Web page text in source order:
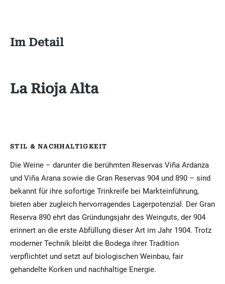
Im Detail
La Rioja Alta
STIL & NACHHALTIGKEIT
Die Weine – darunter die berühmten Reservas Viña Ardanza
und Viña Arana sowie die Gran Reservas 904 und 890 – sind
bekannt für ihre sofortige Trinkreife bei Markteinführung,
bieten aber zugleich hervorragendes Lagerpotenzial. Der Gran
Reserva 890 ehrt das Gründungsjahr des Weinguts, der 904
erinnert an die erste Abfüllung dieser Art im Jahr 1904. Trotz
moderner Technik bleibt die Bodega ihrer Tradition
verpflichtet und setzt auf biologischen Weinbau, fair
gehandelte Korken und nachhaltige Energie.